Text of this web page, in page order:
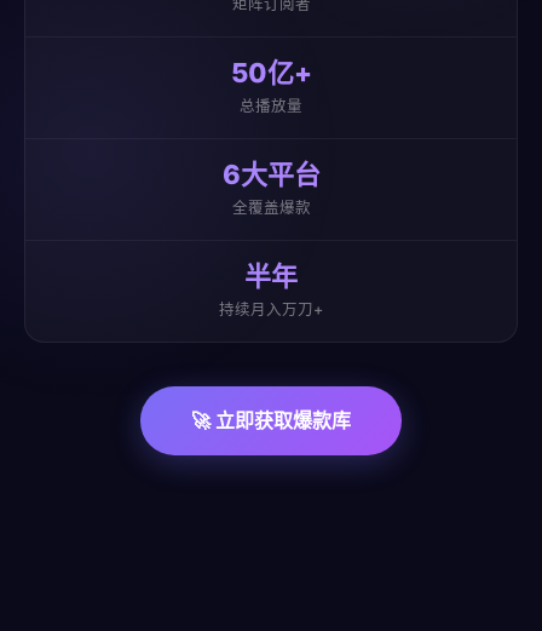
矩阵订阅者
50亿+
总播放量
6大平台
全覆盖爆款
半年
持续月入万刀+
🚀 立即获取爆款库